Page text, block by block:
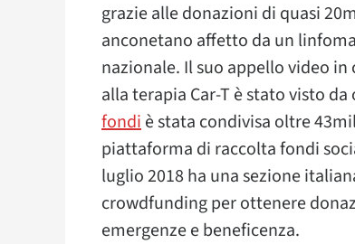
grazie alle donazioni di quasi
anconetano affetto da un
nazionale. Il suo appello video
alla terapia Car-T è stato visto
fondiè stata condivisa oltre
piattaforma di raccolta fondi
luglio 2018 ha una sezione
crowdfunding per ottenere
emergenze e beneficenza.